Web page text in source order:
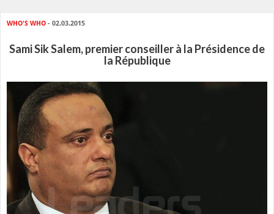
WHO'S WHO - 02.03.2015
Sami Sik Salem, premier conseiller à la Présidence de
la République